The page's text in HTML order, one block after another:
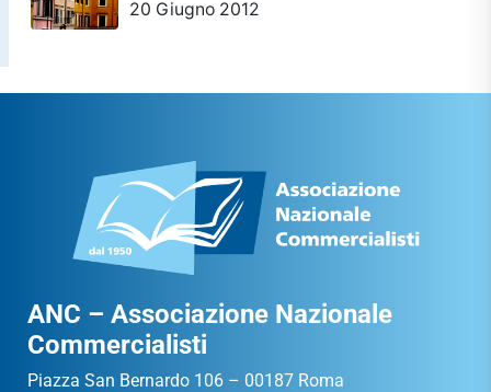
20 Giugno 2012
ANC – Associazione Nazionale
Commercialisti
Piazza San Bernardo 106 – 00187 Roma